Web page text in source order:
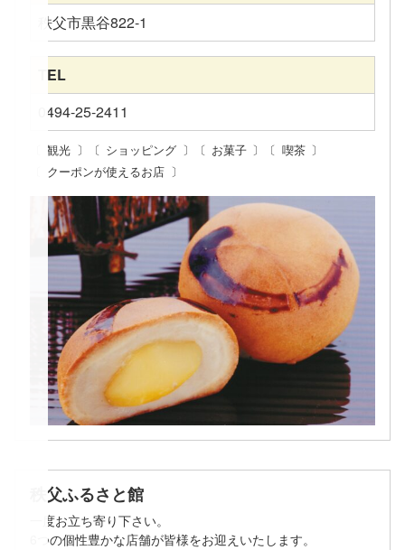
観光 ショッピング お菓子
喫茶
クーポンが使えるお店
秩父市黒谷822-1
TEL
0494-25-2411
秩父ふるさと館
一度お立ち寄り下さい。
6つの個性豊かな店舗が皆様をお迎えいたします。